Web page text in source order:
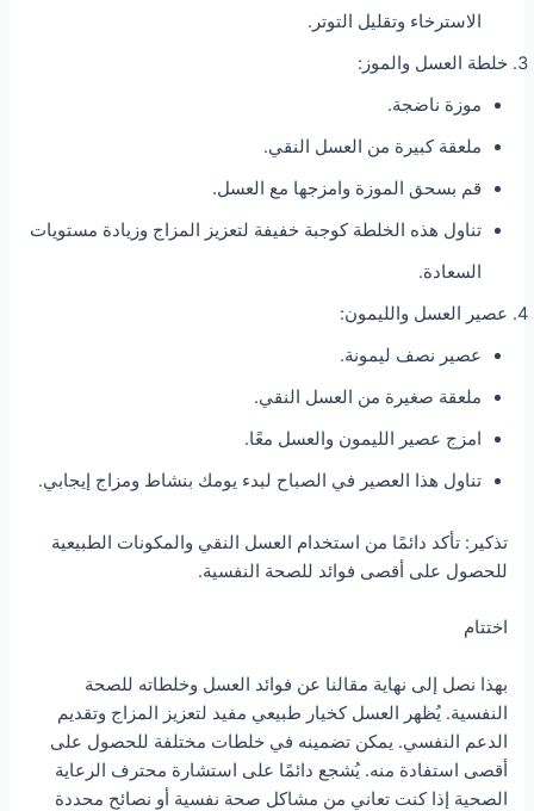
الاسترخاء وتقليل التوتر.
خلطة العسل والموز:
موزة ناضجة.
ملعقة كبيرة من العسل النقي.
قم بسحق الموزة وامزجها مع العسل.
تناول هذه الخلطة كوجبة خفيفة لتعزيز المزاج وزيادة مستويات
السعادة.
عصير العسل والليمون:
عصير نصف ليمونة.
ملعقة صغيرة من العسل النقي.
امزج عصير الليمون والعسل معًا.
تناول هذا العصير في الصباح لبدء يومك بنشاط ومزاج إيجابي.
تذكير: تأكد دائمًا من استخدام العسل النقي والمكونات الطبيعية
للحصول على أقصى فوائد للصحة النفسية.
اختتام
بهذا نصل إلى نهاية مقالنا عن فوائد العسل وخلطاته للصحة
النفسية. يُظهر العسل كخيار طبيعي مفيد لتعزيز المزاج وتقديم
الدعم النفسي. يمكن تضمينه في خلطات مختلفة للحصول على
أقصى استفادة منه. يُشجع دائمًا على استشارة محترف الرعاية
الصحية إذا كنت تعاني من مشاكل صحة نفسية أو نصائح محددة